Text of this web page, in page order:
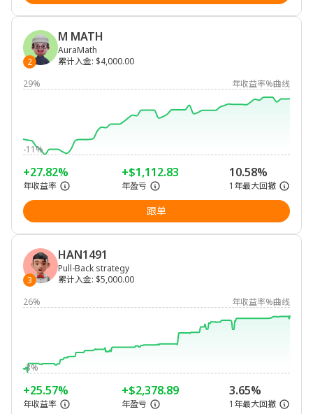
2
M MATH
AuraMath
累计入金: $4,000.00
29%
年收益率%曲线
-11%
+27.82%
年收益率
+$1,112.83
年盈亏
10.58%
1年最大回撤
跟单
3
HAN1491
Pull-Back strategy
累计入金: $5,000.00
26%
年收益率%曲线
-3%
+25.57%
年收益率
+$2,378.89
年盈亏
3.65%
1年最大回撤